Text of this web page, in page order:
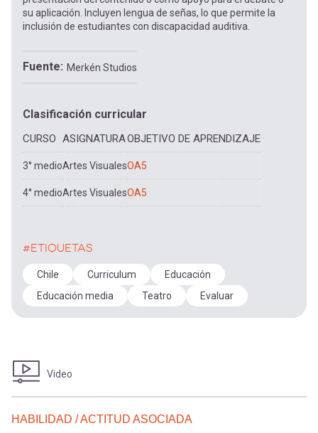
su aplicación. Incluyen lengua de señas, lo que permite la
inclusión de estudiantes con discapacidad auditiva.
Fuente Merkén Studios
Clasificación curricular
CURSO ASIGNATURAOBJETIVO DE APRENDIZAJE
3° medioArtes VisualesOA5
4° medioArtes VisualesOA5
#ETIQUETAS
Chile Curriculum
Educación
Educación media
Teatro Evaluar
Video
HABILIDAD / ACTITUD ASOCIADA